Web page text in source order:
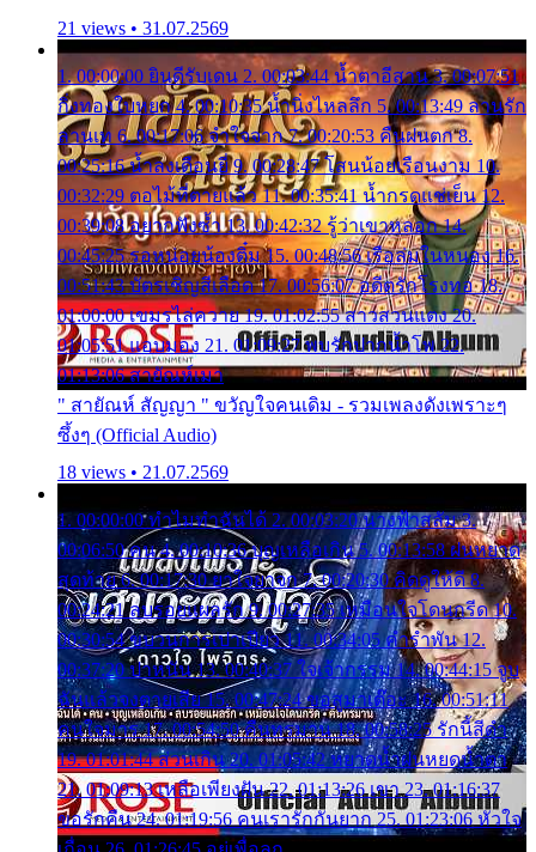
21 views • 31.07.2569
1. 00:00:00 ยินดีรับเดน 2. 00:03:44 น้ำตาอีสาน 3. 00:07:51
กิ่งทองใบหยก 4. 00:10:35 น้ำนิ่งไหลลึก 5. 00:13:49 ลานรัก
ลานเท 6. 00:17:06 จำใจจาก 7. 00:20:53 คืนฝนตก 8.
00:25:16 น้ำลงเดือนยี่ 9. 00:28:47 โสนน้อยเรือนงาม 10.
00:32:29 ตอไม้ที่ตายแล้ว 11. 00:35:41 น้ำกรดแช่เย็น 12.
00:39:08 อยากฟังซ้ำ 13. 00:42:32 รู้ว่าเขาหลอก 14.
00:45:25 รอหน่อยน้องติ๋ม 15. 00:48:56 เรือล่มในหนอง 16.
00:51:43 บัตรเชิญสีเลือด 17. 00:56:07 อดีตรักโรงทอ 18.
01:00:00 เขมรไล่ควาย 19. 01:02:55 สาวสวนแตง 20.
01:05:51 แอบมอง 21. 01:09:27 พบรักปากน้ำโพ 22.
01:13:06 สายัณห์เมา
" สายัณห์ สัญญา " ขวัญใจคนเดิม - รวมเพลงดังเพราะๆ
ซึ้งๆ (Official Audio)
18 views • 21.07.2569
1. 00:00:00 ทำไมทำฉันได้ 2. 00:03:20 นางฟ้าสลัม 3.
00:06:50 คน 4. 00:10:36 บุญเหลือเกิน 5. 00:13:58 ฝนหยาด
สุดท้าย 6. 00:17:30 ยาใจยาจก 7. 00:20:30 คิดดูให้ดี 8.
00:24:21 ลบรอยแผลรัก 9. 00:27:35 เหมือนใจโดนกรีด 10.
00:30:54 ขบวนการเปาเปียว 11. 00:34:05 คำรำพัน 12.
00:37:20 ปาหนัน 13. 00:40:37 ใจเจ้ากรรม 14. 00:44:15 จูบ
ฉันแล้วจงตายเสีย 15. 00:47:24 ขอสูมาเต๊อะ 16. 00:51:11
คนใจมาร 17. 00:54:50 คืนทรมาน 18. 00:58:25 รักนี้สีดำ
19. 01:01:44 ส่วนเกิน 20. 01:05:42 หยาดน้ำฝนหยดน้ำตา
21. 01:09:13 เหลือเพียงฝัน 22. 01:13:26 เขา 23. 01:16:37
ขอรักคืน 24. 01:19:56 คนเรารักกันยาก 25. 01:23:06 หัวใจ